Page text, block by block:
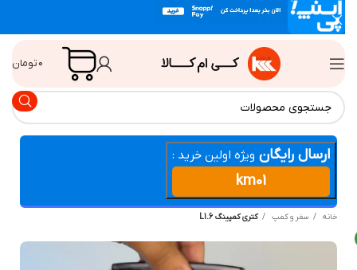
تومان
ارسال رایگان ویژه اولین خرید :
km01
سفر و کمپ کتری کمپینگ L1.6